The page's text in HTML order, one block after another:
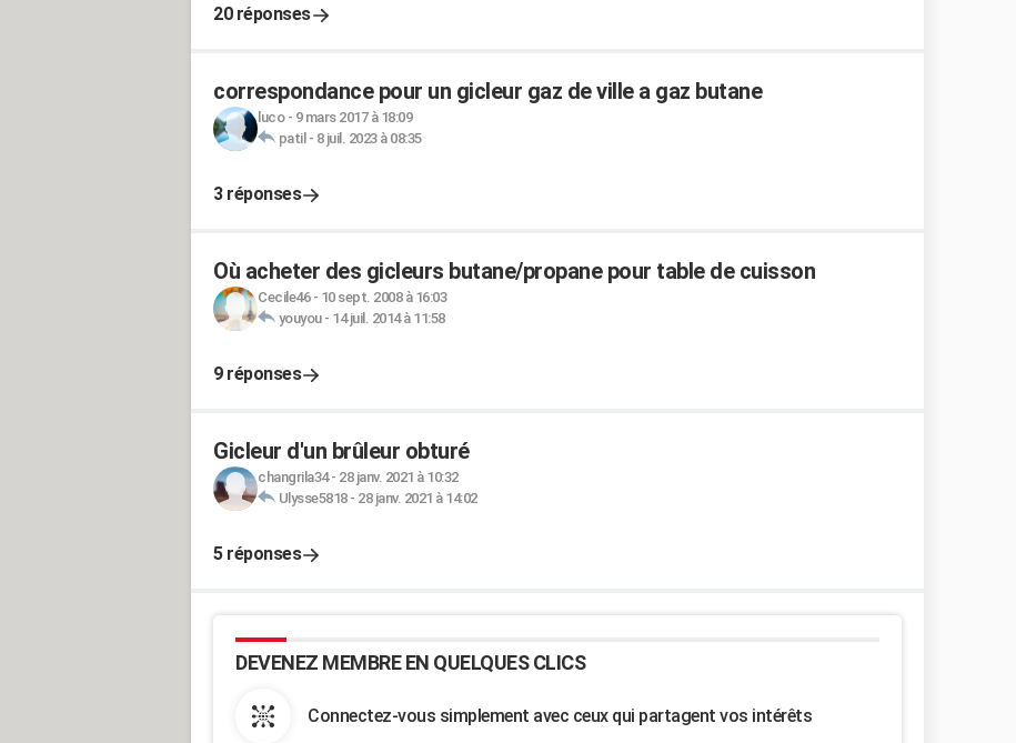
20 réponses
correspondance pour un gicleur gaz de ville a gaz butane
luco- 9 mars 2017 à 18:09
patil - 8 juil. 2023 à 08:35
3 réponses
Où acheter des gicleurs butane/propane pour table de cuisson
Cecile46- 10 sept. 2008 à 16:03
youyou- 14 juil. 2014 à 11:58
9 réponses
Gicleur d'un brûleur obturé
changrila34- 28 janv. 2021 à 10:32
Ulysse5818- 28 janv. 2021 à 14:02
5 réponses
DEVENEZ MEMBRE EN QUELQUES CLICS
Connectez-vous simplement avec ceux qui partagent vos intérêts